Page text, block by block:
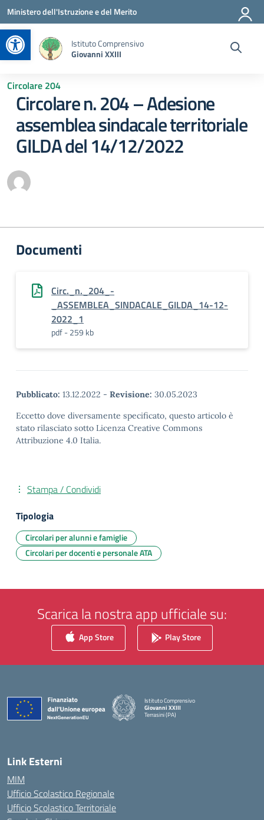
Apri la barra degli strumenti
Vai ai contenuti
Vai al menu di navigazione
Vai al footer
Ministero dell'Istruzione e del Merito
Istituto Comprensivo
Giovanni XXIII
Circolare 204
Circolare n. 204 – Adesione
assemblea sindacale territoriale
GILDA del 14/12/2022
Documenti
Circ._n._204_-
_ASSEMBLEA_SINDACALE_GILDA_14-12-
2022_1
pdf - 259 kb
Pubblicato: 13.12.2022 - Revisione: 30.05.2023
Eccetto dove diversamente specificato, questo articolo è
stato rilasciato sotto Licenza Creative Commons
Attribuzione 4.0 Italia.
Stampa / Condividi
Tipologia
Circolari per alunni e famiglie
Circolari per docenti e personale ATA
Scarica la nostra app ufficiale su:
App Store Play Store
Istituto Comprensivo
Giovanni XXIII
Terrasini (PA)
Link Esterni
MIM
Ufficio Scolastico Regionale
Ufficio Scolastico Territoriale